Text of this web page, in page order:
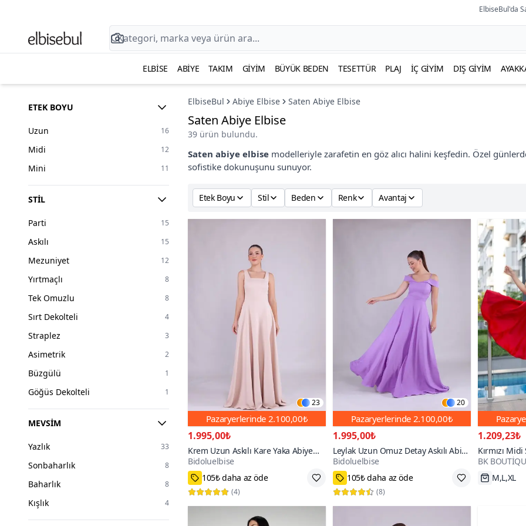
ElbiseBul'da
ELBISE ABIYE TAKIM GIYIM BÜYÜK BEDEN TESETTÜR PLAJ İÇ GIYIM DIŞ GIYIM
ETEK BOYU
Uzun 16
Midi 12
Mini 11
STIL
Parti 15
Askılı 15
Mezuniyet 12
Yırtmaçlı 8
Tek Omuzlu 8
Sırt Dekolteli 4
Straplez 3
Asimetrik 2
Büzgülü 1
Göğüs Dekolteli 1
MEVSIM
Yazlık 33
Sonbaharlık 8
Baharlık 8
Kışlık 4
ElbiseBul Abiye Elbise Saten Abiye Elbise
Saten Abiye Elbise
39 ürün bulundu.
Saten abiye elbise modelleriyle zarafetin en göz alıcı halini keşfedin. Özel
sofistike dokunuşunu sunuyor.
Etek Boyu Stil Beden Renk Avantaj
23
Pazaryerlerinde 2.100,00₺
1.995,00₺
Krem Uzun Askılı Kare Yaka Abiye
Elbise
Bidoluelbise
100+
34,36,38,40,42,44,46,48,50,52,54
(4)
20
Pazaryerlerinde 2.100,00₺
1.995,00₺
Leylak Uzun Omuz Detay Askılı Abiye
Elbise
Bidoluelbise
100+
34,36,38,40,42,44,46,48,50,52,54
(8)
1.209,23₺
Kırmızı
Aksesuar
BK
Hızlı